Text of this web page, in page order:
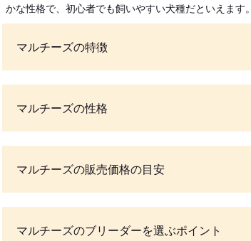
かな性格で、初心者でも飼いやすい犬種だといえます。
マルチーズの特徴
マルチーズの性格
マルチーズの販売価格の目安
マルチーズのブリーダーを選ぶポイント